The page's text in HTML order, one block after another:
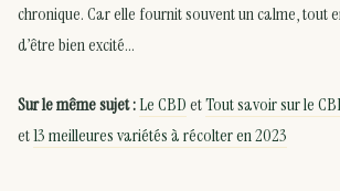
chronique. Car elle fournit souvent un calme, tout
d’être bien excité…
Sur le même sujet :Le CBDetTout savoir sur le
et13 meilleures variétés à récolter en 2023